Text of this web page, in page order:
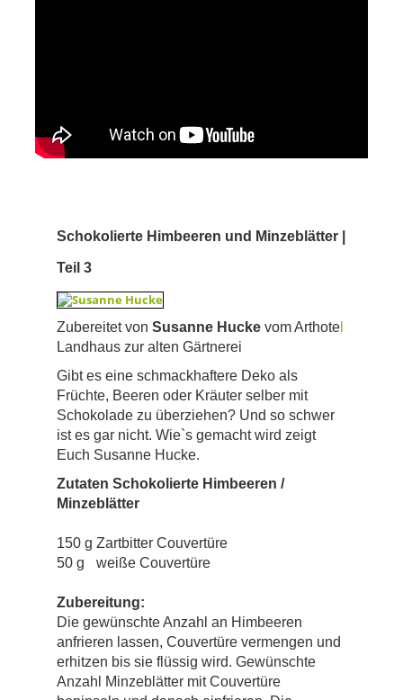
Schokolierte Himbeeren und Minzeblätter |
Teil 3
Zubereitet von Susanne Hucke vom Arthote
Landhaus zur alten Gärtnerei
Gibt es eine schmackhaftere Deko als
Früchte, Beeren oder Kräuter selber mit
Schokolade zu überziehen? Und so schwer
ist es gar nicht. Wie`s gemacht wird zeigt
Euch Susanne Hucke.
Zutaten Schokolierte Himbeeren /
Minzeblätter
150 g Zartbitter Couvertüre
50 g
weiße Couvertüre
Zubereitung:
Die gewünschte Anzahl an Himbeeren
anfrieren lassen, Couvertüre vermengen und
erhitzen bis sie flüssig wird. Gewünschte
Anzahl Minzeblätter mit Couvertüre